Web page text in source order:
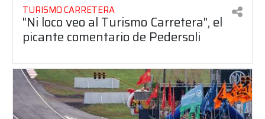
TURISMO CARRETERA
"Ni loco veo al Turismo Carretera", el
picante comentario de Pedersoli